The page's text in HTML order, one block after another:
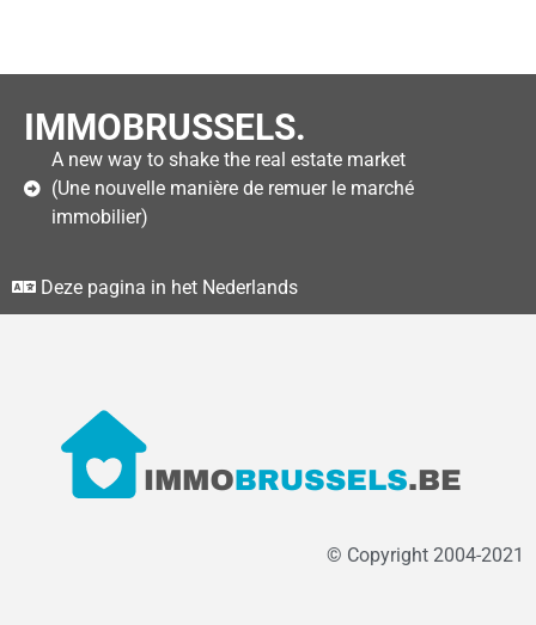
IMMOBRUSSELS.
A new way to shake the real estate market
(Une nouvelle manière de remuer le marché
immobilier)
Deze pagina in het Nederlands
© Copyright 2004-2021